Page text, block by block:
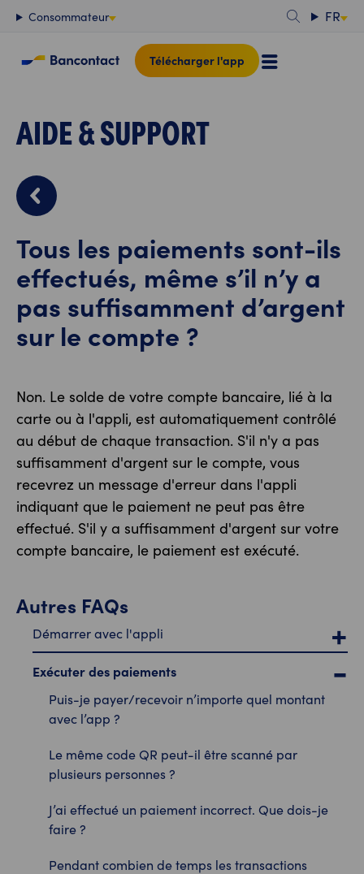
Contenu
Consommateur FR
Télécharger l'app
AIDE & SUPPORT
Tous les paiements sont-ils
effectués, même s’il n’y a
pas suffisamment d’argent
sur le compte ?
Non. Le solde de votre compte bancaire, lié à la
carte ou à l'appli, est automatiquement contrôlé
au début de chaque transaction. S'il n'y a pas
suffisamment d'argent sur le compte, vous
recevrez un message d'erreur dans l'appli
indiquant que le paiement ne peut pas être
effectué. S'il y a suffisamment d'argent sur votre
compte bancaire, le paiement est exécuté.
Autres FAQs
Démarrer avec l'appli
Exécuter des paiements
Puis-je payer/recevoir n’importe quel montant
avec l’app ?
Le même code QR peut-il être scanné par
plusieurs personnes ?
J’ai effectué un paiement incorrect. Que dois-je
faire ?
Pendant combien de temps les transactions